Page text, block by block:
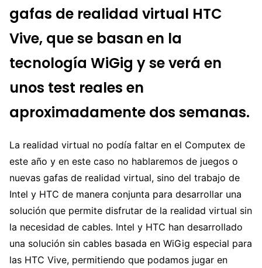
gafas de realidad virtual HTC
Vive, que se basan en la
tecnología WiGig y se verá en
unos test reales en
aproximadamente dos semanas.
La realidad virtual no podía faltar en el Computex de
este año y en este caso no hablaremos de juegos o
nuevas gafas de realidad virtual, sino del trabajo de
Intel y HTC de manera conjunta para desarrollar una
solución que permite disfrutar de la realidad virtual sin
la necesidad de cables. Intel y HTC han desarrollado
una solución sin cables basada en WiGig especial para
las HTC Vive, permitiendo que podamos jugar en